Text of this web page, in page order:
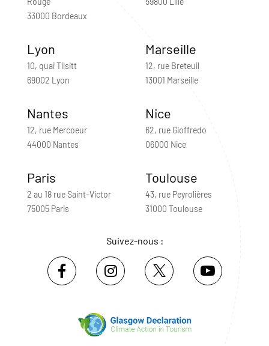
33000 Bordeaux
Lyon
10, quai Tilsitt
69002 Lyon
Marseille
12, rue Breteuil
13001 Marseille
Nantes
12, rue Mercoeur
44000 Nantes
Nice
62, rue Gioffredo
06000 Nice
Paris
2 au 18 rue Saint-Victor
75005 Paris
Toulouse
43, rue Peyrolières
31000 Toulouse
Suivez-nous :